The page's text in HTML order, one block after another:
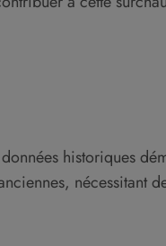
historiques
nécessitant